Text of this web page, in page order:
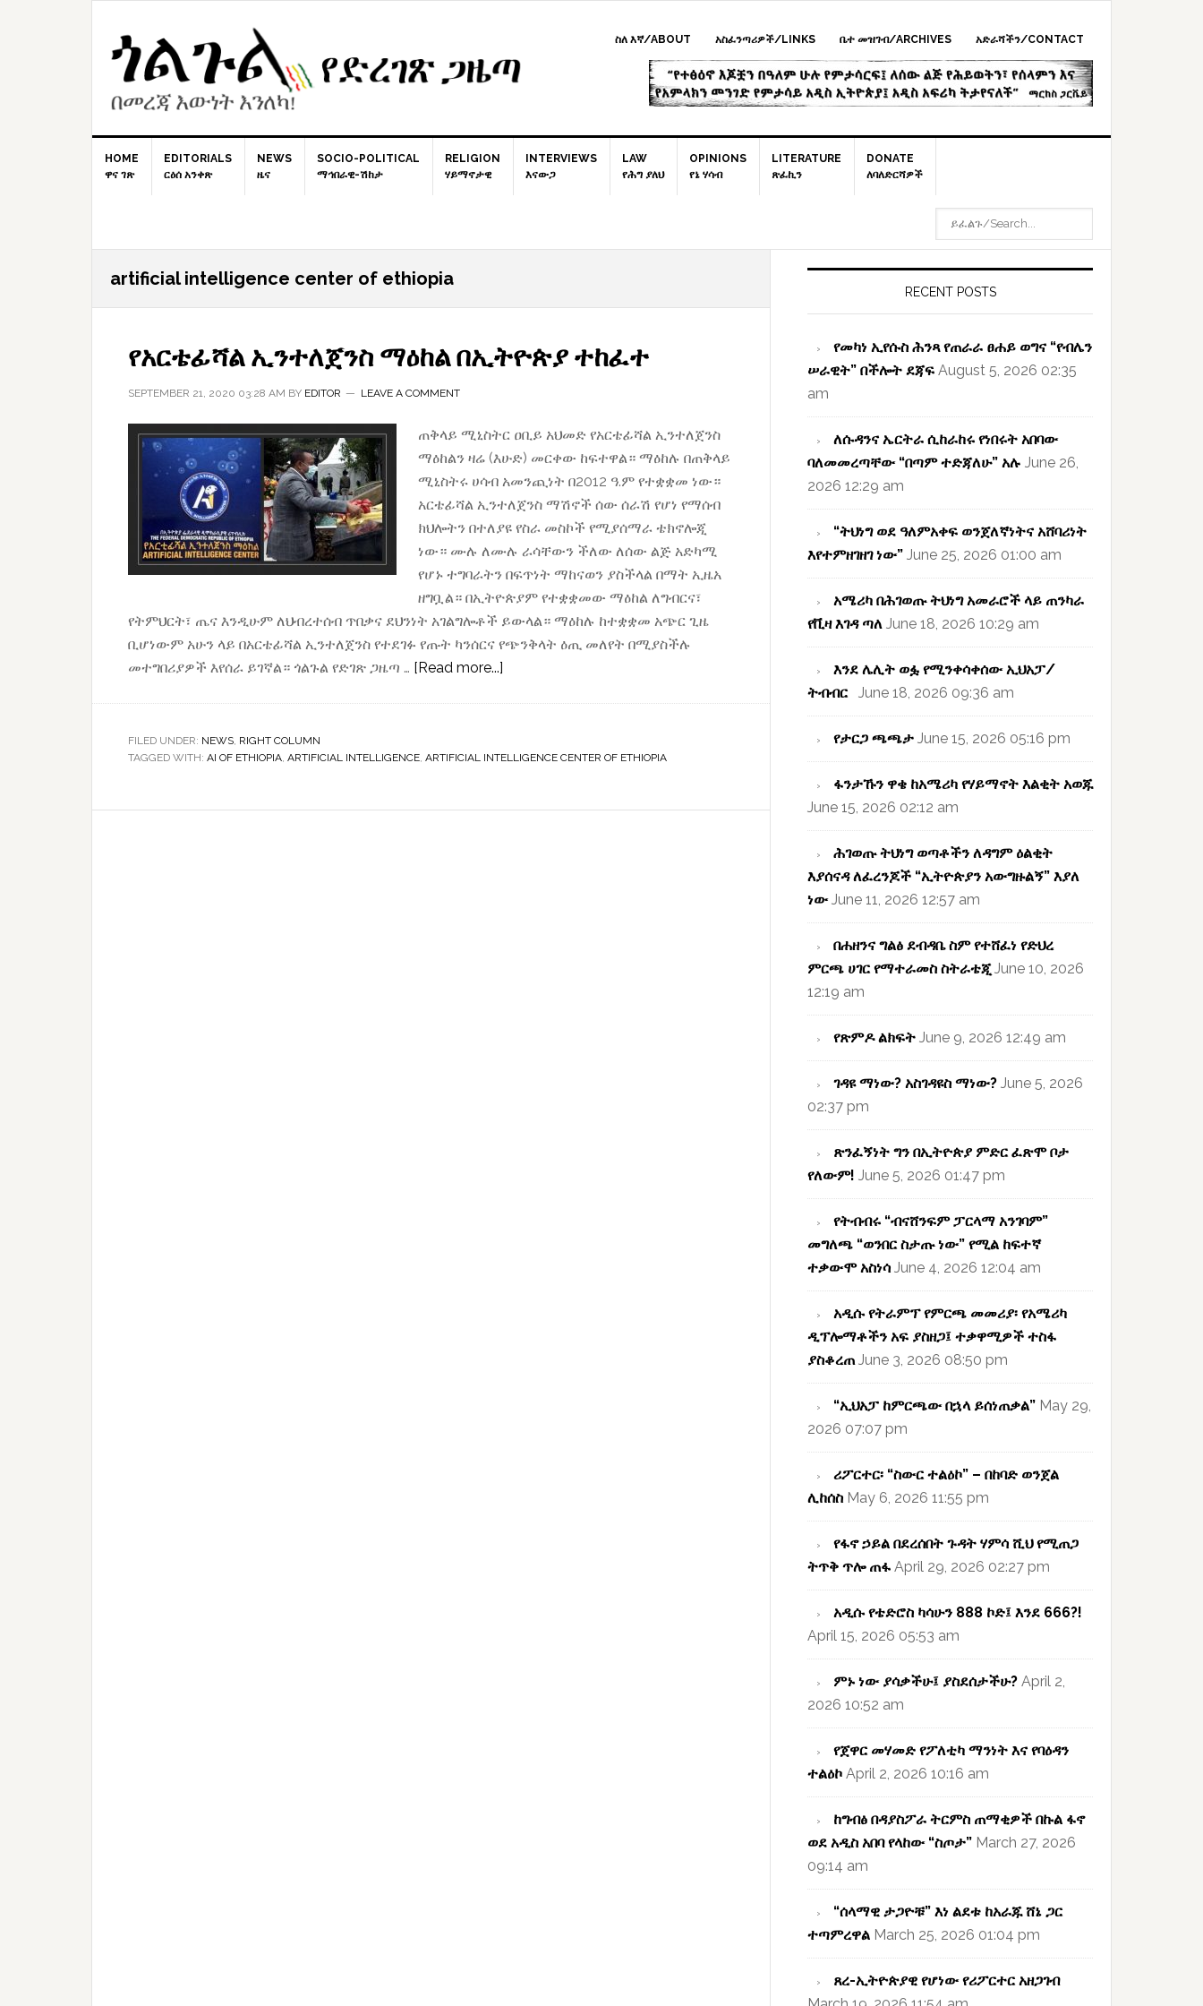
ስለ እኛ/ABOUT አስፈንጣሪዎች/LINKS ቤተ መዝገብ/ARCHIVES አድራሻችን/CONTACT
HOME
ዋና ገጽ
EDITORIALS
ርዕሰ አንቀጽ
NEWS
ዜና
SOCIO-POLITICAL
ማኅበራዊ-ሽከታ
RELIGION
ሃይማኖታዊ
INTERVIEWS
እናውጋ
LAW
የሕግ ያለህ
OPINIONS
የኔ ሃሳብ
LITERATURE
ጽፈኪን
DONATE
ለባለድርሻዎች
artificial intelligence center of ethiopia
የአርቴፊሻል ኢንተለጀንስ ማዕከል በኢትዮጵያ ተከፈተ
SEPTEMBER 21, 2020 03:28 AM BY EDITOR LEAVE A COMMENT
ጠቅላይ ሚኒስትር ዐቢይ አህመድ የአርቴፊሻል ኢንተለጀንስ
ማዕከልን ዛሬ (እሁድ) መርቀው ከፍተዋል። ማዕከሉ በጠቅላይ
ሚኒስትሩ ሀሳብ አመንጪነት በ2012 ዓ.ም የተቋቋመ ነው።
አርቴፊሻል ኢንተለጀንስ ማሽኖች ሰው ሰራሽ የሆነ የማሰብ
ክህሎትን በተለያዩ የስራ መስኮች የሚያሰማራ ቴክኖሎጂ
ነው። ሙሉ ለሙሉ ራሳቸውን ችለው ለሰው ልጅ አድካሚ
የሆኑ ተግባራትን በፍጥነት ማከናወን ያስችላል በማት ኢዜአ
ዘግቧል። በኢትዮጵያም የተቋቋመው ማዕከል ለግብርና፣
የትምህርት፣ ጤና እንዲሁም ለህብረተሰብ ጥበቃና ደህንነት አገልግሎቶች ይውላል። ማዕከሉ ከተቋቋመ አጭር ጊዜ
ቢሆነውም አሁን ላይ በአርቴፊሻል ኢንተለጀንስ የተደገፉ የጡት ካንሰርና የጭንቅላት ዕጢ መለየት በሚያስችሉ
መተግበሪያዎች እየሰራ ይገኛል። ጎልጉል የድገጽ ጋዜጣ … [Read more...]
በኢትዮጵያ
FILED UNDER: NEWS, RIGHT COLUMN
TAGGED WITH: AI OF ETHIOPIA, ARTIFICIAL INTELLIGENCE, ARTIFICIAL INTELLIGENCE CENTER OF ETHIOPIA
RECENT POSTS
የመካነ ኢየሱስ ሕንጻ የጠራራ ፀሐይ ወግና “የብሌን
ሠራዊት” በችሎት ደጃፍ August 5, 2026 02:35
am
ለሱዳንና ኤርትራ ሲከራከሩ የነበሩት አበባው
ባለመመረጣቸው “በጣም ተድጃለሁ” አሉ June 26,
2026 12:29 am
“ትህነግ ወደ ዓለምአቀፍ ወንጀለኛነትና አሸባሪነት
እየተምዘገዘገ ነው” June 25, 2026 01:00 am
አሜሪካ በሕገወጡ ትህነግ አመራሮች ላይ ጠንካራ
የቪዛ እገዳ ጣለ June 18, 2026 10:29 am
እንደ ሌሊት ወፏ የሚንቀሳቀሰው ኢህአፓ/
ትብብር June 18, 2026 09:36 am
የታርጋ ጫጫታ June 15, 2026 05:16 pm
ፋንታኹን ዋቄ ከአሜሪካ የሃይማኖት እልቂት አወጁ
June 15, 2026 02:12 am
ሕገወጡ ትህነግ ወጣቶችን ለዳግም ዕልቂት
እያሰናዳ ለፈረንጆች “ኢትዮጵያን አውግዙልኝ” እያለ
ነው June 11, 2026 12:57 am
በሐዘንና ግልፅ ደብዳቤ ስም የተሸፈነ የድህረ
ምርጫ ሀገር የማተራመስ ስትራቴጂ June 10, 2026
12:19 am
የጽምዶ ልክፍት June 9, 2026 12:49 am
ገዳዩ ማነው? አስገዳዩስ ማነው? June 5, 2026
02:37 pm
ጽንፈኝነት ግን በኢትዮጵያ ምድር ፈጽሞ ቦታ
የለውም! June 5, 2026 01:47 pm
የትብብሩ “ብናሸንፍም ፓርላማ አንገባም”
መግለጫ “ወንበር ስታጡ ነው” የሚል ከፍተኛ
ተቃውሞ አስነሳ June 4, 2026 12:04 am
አዲሱ የትራምፕ የምርጫ መመሪያ፡ የአሜሪካ
ዲፕሎማቶችን አፍ ያስዘጋ፤ ተቃዋሚዎች ተስፋ
ያስቆረጠ June 3, 2026 08:50 pm
“ኢህአፓ ከምርጫው በኋላ ይሰነጠቃል” May 29,
2026 07:07 pm
ሪፖርተር፡ “ስውር ተልዕኮ” – በከባድ ወንጀል
ሊከሰስ May 6, 2026 11:55 pm
የፋኖ ኃይል በደረሰበት ጉዳት ሃምሳ ሺህ የሚጠጋ
ትጥቅ ጥሎ ጠፋ April 29, 2026 02:27 pm
አዲሱ የቴድሮስ ካሳሁን 888 ኮድ፤ እንደ 666?!
April 15, 2026 05:53 am
ምኑ ነው ያሳቃችሁ፤ ያስደሰታችሁ? April 2,
2026 10:52 am
የጀዋር መሃመድ የፖለቲካ ማንነት እና የባዕዳን
ተልዕኮ April 2, 2026 10:16 am
ከግብፅ በዳያስፖራ ትርምስ ጠማቂዎች በኩል ፋኖ
ወደ አዲስ አበባ የላከው “ስጦታ” March 27, 2026
09:14 am
“ሰላማዊ ታጋዮቹ” እነ ልደቱ ከአራጁ ሸኔ ጋር
ተጣምረዋል March 25, 2026 01:04 pm
ጸረ-ኢትዮጵያዊ የሆነው የሪፖርተር አዘጋገብ